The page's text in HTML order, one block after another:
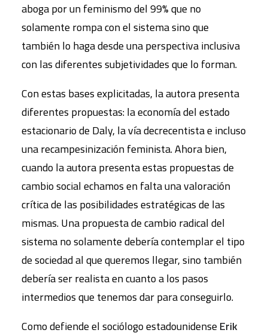
aboga por un feminismo del 99% que no
solamente rompa con el sistema sino que
también lo haga desde una perspectiva inclusiva
con las diferentes subjetividades que lo forman.
Con estas bases explicitadas, la autora presenta
diferentes propuestas: la economía del estado
estacionario de Daly, la vía decrecentista e incluso
una recampesinización feminista. Ahora bien,
cuando la autora presenta estas propuestas de
cambio social echamos en falta una valoración
crítica de las posibilidades estratégicas de las
mismas. Una propuesta de cambio radical del
sistema no solamente debería contemplar el tipo
de sociedad al que queremos llegar, sino también
debería ser realista en cuanto a los pasos
intermedios que tenemos dar para conseguirlo.
Como defiende el sociólogo estadounidense Erik